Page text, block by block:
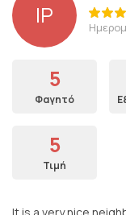
IP
5
Φαγητό
5
Τιμή